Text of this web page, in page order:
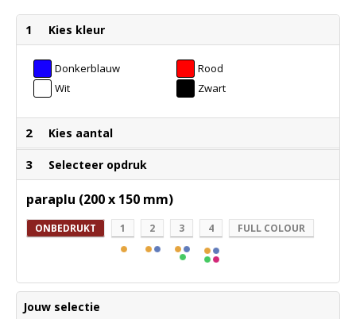
1 Kies kleur
Donkerblauw
Rood
Wit
Zwart
2 Kies aantal
3 Selecteer opdruk
paraplu (200 x 150 mm)
ONBEDRUKT 1 2 3 4 FULL COLOUR
Jouw selectie